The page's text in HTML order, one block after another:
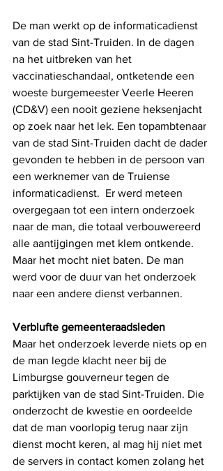
De man werkt op de informaticadienst
van de stad Sint-Truiden. In de dagen
na het uitbreken van het
vaccinatieschandaal, ontketende een
woeste burgemeester Veerle Heeren
(CD&V) een nooit geziene heksenjacht
op zoek naar het lek. Een topambtenaar
van de stad Sint-Truiden dacht de dader
gevonden te hebben in de persoon van
een werknemer van de Truiense
informaticadienst.  Er werd meteen
overgegaan tot een intern onderzoek
naar de man, die totaal verbouwereerd
alle aantijgingen met klem ontkende.
Maar het mocht niet baten. De man
werd voor de duur van het onderzoek
naar een andere dienst verbannen.
Verblufte gemeenteraadsleden
Maar het onderzoek leverde niets op en
de man legde klacht neer bij de
Limburgse gouverneur tegen de
parktijken van de stad Sint-Truiden. Die
onderzocht de kwestie en oordeelde
dat de man voorlopig terug naar zijn
dienst mocht keren, al mag hij niet met
de servers in contact komen zolang het